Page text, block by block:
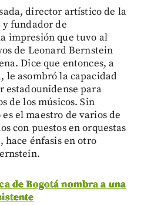
director artístico de la
fundador de
impresión que tuvo al
de Leonard Bernstein
Dice que entonces, a
le asombró la capacidad
estadounidense para
de los músicos. Sin
el maestro de varios de
con puestos en orquestas
hace énfasis en otro
de Bogotá nombra a una